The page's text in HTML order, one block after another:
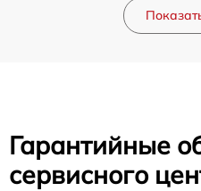
Гарантийные
сервисного